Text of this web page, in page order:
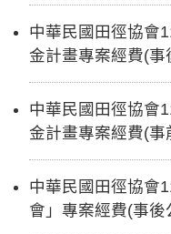
中華民國田徑協會
金計畫專案經費(事
中華民國田徑協會
金計畫專案經費(事
中華民國田徑協會
會」專案經費(事後